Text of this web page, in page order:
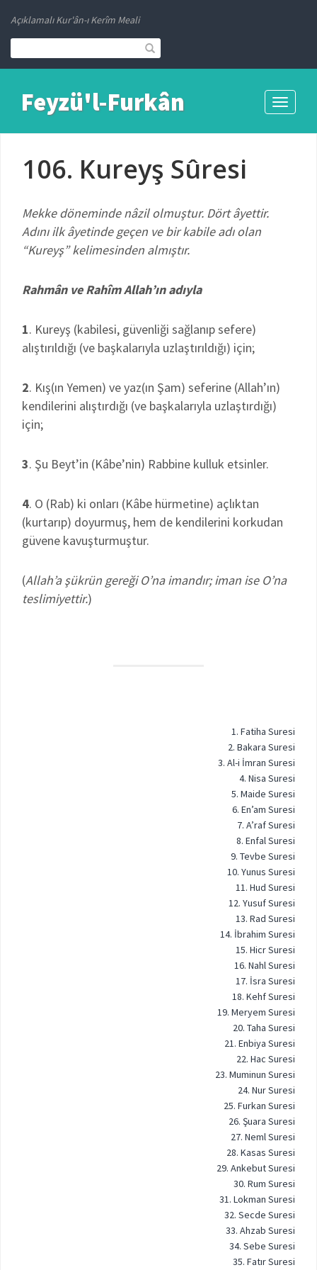
Açıklamalı Kur'ân-ı Kerîm Meali
Toggle
Feyzü'l-Furkân
106. Kureyş Sûresi
Mekke döneminde nâzil olmuştur. Dört âyettir.
Adını ilk âyetindegeçen ve bir kabile adı olan
“Kureyş” kelimesinden almıştır.
Rahmân ve Rahîm Allah’ın adıyla
1. Kureyş (kabilesi, güvenliği sağlanıp sefere)
alıştırıldığı (ve başkalarıyla uzlaştırıldığı) için;
2. Kış(ın Yemen) ve yaz(ın Şam) seferine (Allah’ın)
kendilerini alıştırdığı (ve başkalarıyla uzlaştırdığı)
için;
3. Şu Beyt’in (Kâbe’nin) Rabbine kulluk etsinler.
4. O (Rab) ki onları (Kâbe hürmetine) açlıktan
(kurtarıp) doyurmuş, hem de kendilerini korkudan
güvene kavuşturmuştur.
(Allah’a şükrün gereği O’na imandır; iman ise O’na
teslimiyettir.)
1. Fatiha Suresi
2. Bakara Suresi
3. Al-i İmran Suresi
4. Nisa Suresi
5. Maide Suresi
6. En’am Suresi
7. A’raf Suresi
8. Enfal Suresi
9. Tevbe Suresi
10. Yunus Suresi
11. Hud Suresi
12. Yusuf Suresi
13. Rad Suresi
14. İbrahim Suresi
15. Hicr Suresi
16. Nahl Suresi
17. İsra Suresi
18. Kehf Suresi
19. Meryem Suresi
20. Taha Suresi
21. Enbiya Suresi
22. Hac Suresi
23. Muminun Suresi
24. Nur Suresi
25. Furkan Suresi
26. Şuara Suresi
27. Neml Suresi
28. Kasas Suresi
29. Ankebut Suresi
30. Rum Suresi
31. Lokman Suresi
32. Secde Suresi
33. Ahzab Suresi
34. Sebe Suresi
35. Fatır Suresi